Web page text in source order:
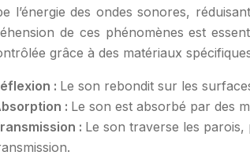
l’énergie des ondes sonores,
de ces phénomènes est
grâce à des matériaux
: Le son rebondit sur les
: Le son est absorbé par des
: Le son traverse les parois,